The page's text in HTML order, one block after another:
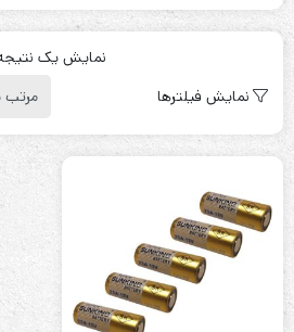
نمایش یک
نمایش فیلترها